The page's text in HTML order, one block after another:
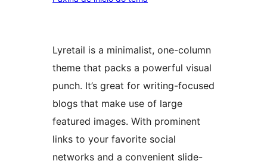
Lyretail is a minimalist, one-column
theme that packs a powerful visual
punch. It’s great for writing-focused
blogs that make use of large
featured images. With prominent
links to your favorite social
networks and a convenient slide-